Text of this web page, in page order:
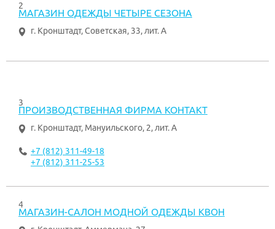
2
МАГАЗИН ОДЕЖДЫ ЧЕТЫРЕ СЕЗОНА
г. Кронштадт, Советская, 33, лит. А
3
ПРОИЗВОДСТВЕННАЯ ФИРМА КОНТАКТ
г. Кронштадт, Мануильского, 2, лит. А
+7 (812) 311-49-18
+7 (812) 311-25-53
4
МАГАЗИН-САЛОН МОДНОЙ ОДЕЖДЫ КВОН